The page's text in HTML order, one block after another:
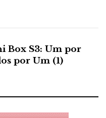
Box S3: Um por
por Um (1)